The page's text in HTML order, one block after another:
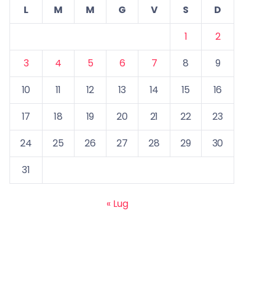
L
M M G V S
D
1
2
3
4 5 6 7 8
9
10
11 12 13 14 15
16
17
18 19 20 21 22
23
24
25 26 27 28 29
30
31
« Lug